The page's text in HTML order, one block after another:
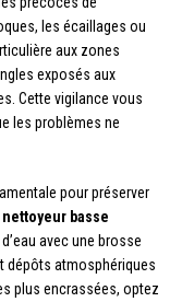
les écaillages ou
aux zones
exposés aux
Cette vigilance vous
les problèmes ne
pour préserver
nettoyeur basse
avec une brosse
dépôts atmosphériques
plus encrassées, optez